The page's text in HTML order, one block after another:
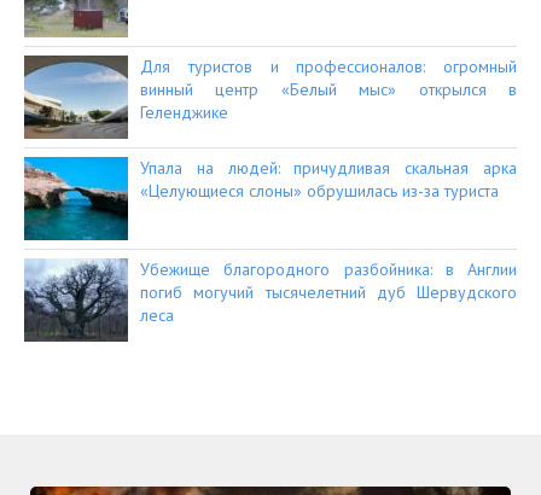
Для туристов и профессионалов: огромный
винный центр «Белый мыс» открылся в
Геленджике
Упала на людей: причудливая скальная арка
«Целующиеся слоны» обрушилась из-за туриста
Убежище благородного разбойника: в Англии
погиб могучий тысячелетний дуб Шервудского
леса